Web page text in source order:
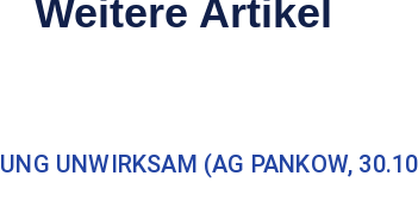
Weitere Artikel
UNWIRKSAM (AG PANKOW,